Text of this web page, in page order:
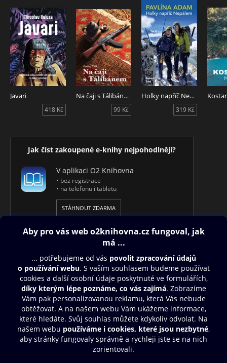
Javari
418 Kč
Na čaji s Tálibánem
99 Kč
Holky napříč Nepálem
319 Kč
Jak číst zakoupené e-knihy nejpohodlněji?
V aplikaci O2 Knihovna
• bez registrace
• na telefonu i tabletu
STÁHNOUT ZDARMA
Obsah ke stažení
Moje O2 Knihovna
Další zábava